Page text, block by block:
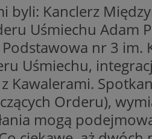
byli: Kanclerz
Uśmiechu Adam
nr 3 im.
Uśmiechu,
Kawalerami.
Orderu),
mogą
identyfikatora
obsługuje
optymalizacji
usługę Cookie-
na pliki cookie.
Cookie-